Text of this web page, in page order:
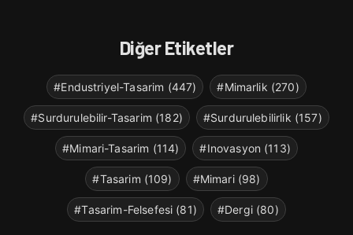
Diğer Etiketler
#Endustriyel-Tasarim (447) #Mimarlik (270)
#Surdurulebilir-Tasarim (182) #Surdurulebilirlik (157)
#Mimari-Tasarim (114) #Inovasyon (113)
#Tasarim (109) #Mimari (98)
#Tasarim-Felsefesi (81) #Dergi (80)